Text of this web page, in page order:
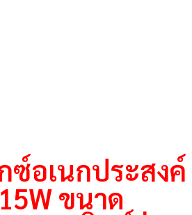
อเนกประสงค์
ขนาด